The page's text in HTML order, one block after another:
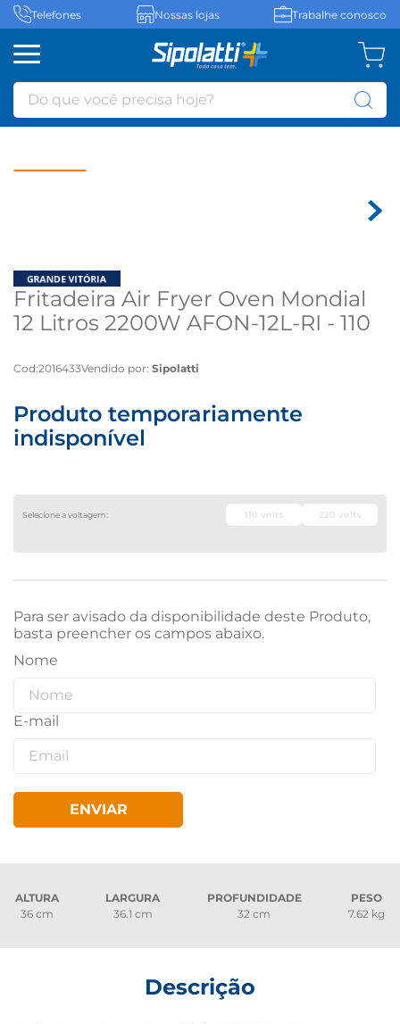
Telefones Nossas lojas Trabalhe conosco
Do que você precisa hoje?
Fritadeira Air Fryer Oven Mondial
12 Litros 2200W AFON-12L-RI - 110
Cod:2016433Vendido por: Sipolatti
Produto temporariamente
indisponível
Para ser avisado da disponibilidade deste Produto,
basta preencher os campos abaixo.
ENVIAR
ALTURA
36 cm
LARGURA
36.1 cm
PROFUNDIDADE
32 cm
PESO
7.62 kg
Descrição